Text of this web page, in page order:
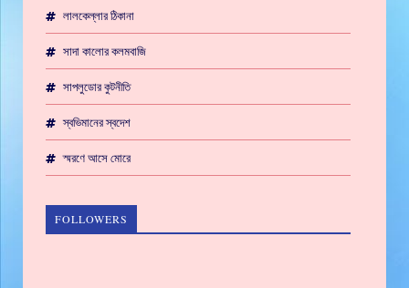
লালকেল্লার ঠিকানা
সাদা কালোর কলমবাজি
সাপলুডোর কুটনীতি
স্বভিমানের স্বদেশ
স্মরণে আসে মোরে
FOLLOWERS